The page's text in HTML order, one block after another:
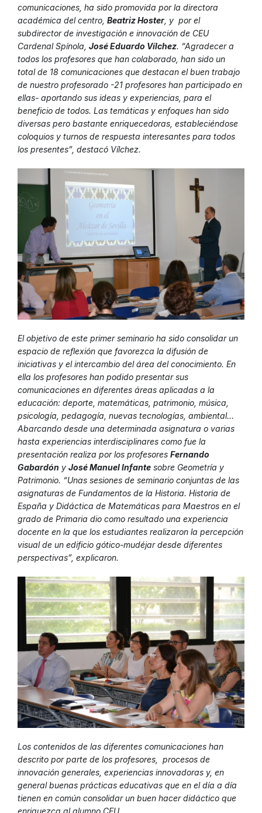
comunicaciones, ha sido promovida por la directora
académica del centro, Beatriz Hoster , y por el
subdirector de investigación e innovación de CEU
Cardenal Spínola, José Eduardo Vílchez. “Agradecer a
todos los profesores que han colaborado, han sido un
total de 18 comunicaciones que destacan el buen trabajo
de nuestro profesorado -21 profesores han participado en
ellas- aportando sus ideas y experiencias, para el
beneficio de todos. Las temáticas y enfoques han sido
diversas pero bastante enriquecedoras, estableciéndose
coloquios y turnos de respuesta interesantes para todos
los presentes”, destacó Vílchez.
El objetivo de este primer seminario ha sido consolidar un
espacio de reflexión que favorezca la difusión de
iniciativas y el intercambio del área del conocimiento. En
ella los profesores han podido presentar sus
comunicaciones en diferentes áreas aplicadas a la
educación: deporte, matemáticas, patrimonio, música,
psicología, pedagogía, nuevas tecnologías, ambiental…
Abarcando desde una determinada asignatura o varias
hasta experiencias interdisciplinares como fue la
presentación realiza por los profesores Fernando
Gabardón y José Manuel Infante sobre Geometría y
Patrimonio. “Unas sesiones de seminario conjuntas de las
asignaturas de Fundamentos de la Historia. Historia de
España y Didáctica de Matemáticas para Maestros en el
grado de Primaria dio como resultado una experiencia
docente en la que los estudiantes realizaron la percepción
visual de un edificio gótico-mudéjar desde diferentes
perspectivas”, explicaron.
Los contenidos de las diferentes comunicaciones han
descrito por parte de los profesores, procesos de
innovación generales, experiencias innovadoras y, en
general buenas prácticas educativas que en el día a día
tienen en común consolidar un buen hacer didáctico que